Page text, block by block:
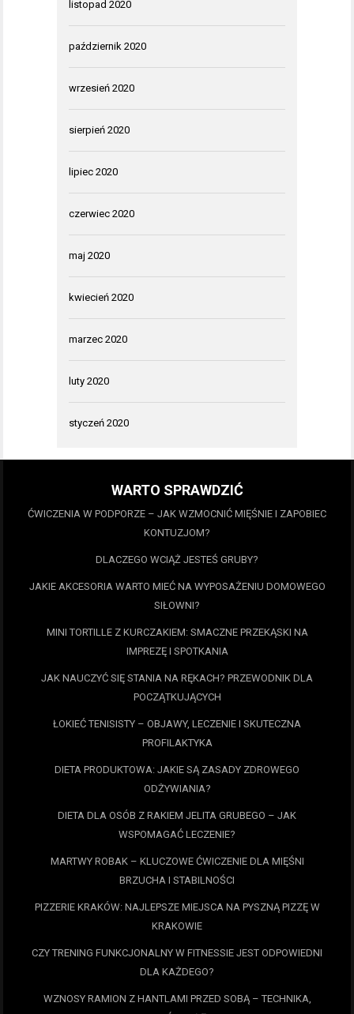
listopad 2020
październik 2020
wrzesień 2020
sierpień 2020
lipiec 2020
czerwiec 2020
maj 2020
kwiecień 2020
marzec 2020
luty 2020
styczeń 2020
WARTO SPRAWDZIĆ
ĆWICZENIA W PODPORZE – JAK WZMOCNIĆ MIĘŚNIE I ZAPOBIEC
KONTUZJOM?
DLACZEGO WCIĄŻ JESTEŚ GRUBY?
JAKIE AKCESORIA WARTO MIEĆ NA WYPOSAŻENIU DOMOWEGO
SIŁOWNI?
MINI TORTILLE Z KURCZAKIEM: SMACZNE PRZEKĄSKI NA
IMPREZĘ I SPOTKANIA
JAK NAUCZYĆ SIĘ STANIA NA RĘKACH? PRZEWODNIK DLA
POCZĄTKUJĄCYCH
ŁOKIEĆ TENISISTY – OBJAWY, LECZENIE I SKUTECZNA
PROFILAKTYKA
DIETA PRODUKTOWA: JAKIE SĄ ZASADY ZDROWEGO
ODŻYWIANIA?
DIETA DLA OSÓB Z RAKIEM JELITA GRUBEGO – JAK
WSPOMAGAĆ LECZENIE?
MARTWY ROBAK – KLUCZOWE ĆWICZENIE DLA MIĘŚNI
BRZUCHA I STABILNOŚCI
PIZZERIE KRAKÓW: NAJLEPSZE MIEJSCA NA PYSZNĄ PIZZĘ W
KRAKOWIE
CZY TRENING FUNKCJONALNY W FITNESSIE JEST ODPOWIEDNI
DLA KAŻDEGO?
WZNOSY RAMION Z HANTLAMI PRZED SOBĄ – TECHNIKA,